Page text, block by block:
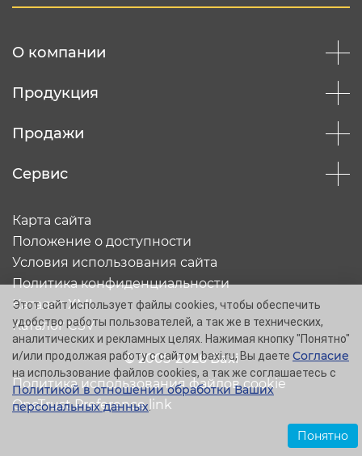
О компании
Продукция
Продажи
Сервис
© 2005-2026 Baxi
Карта сайта
Положение о доступности
Условия использования сайта
Политика конфиденциальности
Каталог XML
Каталог CSV
Политика использования файлов cookie
OneTrust Preference link
Этот сайт использует файлы cookies, чтобы обеспечить
удобство работы пользователей, а так же в технических,
аналитических и рекламных целях. Нажимая кнопку "Понятно"
и/или продолжая работу с сайтом baxi.ru, Вы даете Согласие
на использование файлов cookies, а так же соглашаетесь с
Политикой в отношении обработки Ваших
персональных данных.
Понятно